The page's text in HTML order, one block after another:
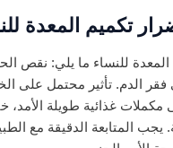
تكميم المعدة
فقر الدم. تأثير محتمل على
مكملات غذائية طويلة الأمد،
يجب المتابعة الدقيقة مع